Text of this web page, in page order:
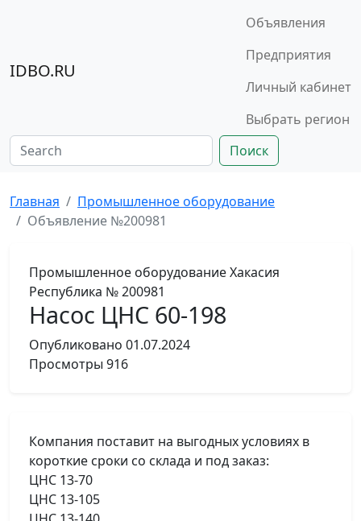
IDBO.RU
Объявления
Предприятия
Личный кабинет
Выбрать регион
Поиск
Главная
Промышленное оборудование
Объявление №200981
Промышленное оборудованиеХакасия
Республика № 200981
Насос ЦНС 60-198
Опубликовано 01.07.2024
Просмотры 916
Компания поставит на выгодных условиях в
короткие сроки со склада и под заказ:
ЦНС 13-70
ЦНС 13-105